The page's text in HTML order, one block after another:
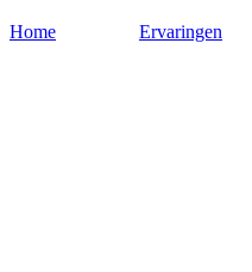
Home Ervaringen